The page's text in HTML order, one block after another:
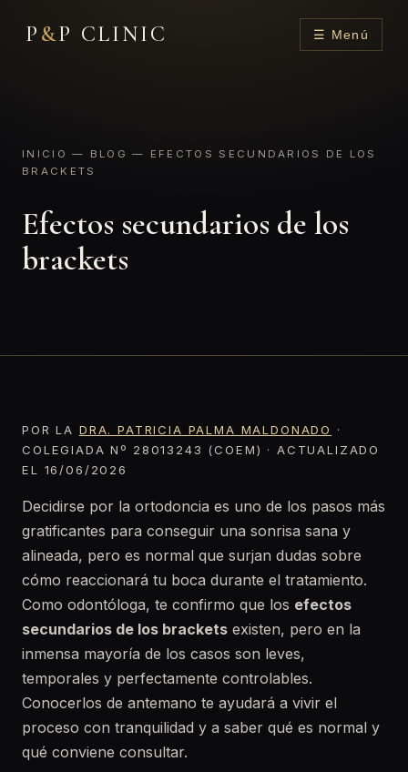
P &P CLINIC ☰ Menú
INICIO — BLOG — EFECTOS SECUNDARIOS DE LOS
BRACKETS
Efectos secundarios de los
brackets
POR LA DRA. PATRICIA PALMA MALDONADO
·
COLEGIADA Nº 28013243 (COEM) · ACTUALIZADO
EL 16/06/2026
Decidirse por la ortodoncia es uno de los pasos más
gratificantes para conseguir una sonrisa sana y
alineada, pero es normal que surjan dudas sobre
cómo reaccionará tu boca durante el tratamiento.
Como odontóloga, te confirmo que los efectos
secundarios de los brackets existen, pero en la
inmensa mayoría de los casos son leves,
temporales y perfectamente controlables.
Conocerlos de antemano te ayudará a vivir el
proceso con tranquilidad y a saber qué es normal y
qué conviene consultar.